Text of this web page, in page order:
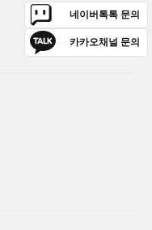
네이버톡톡 문의
카카오채널 문의